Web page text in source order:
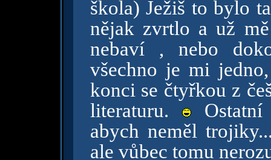
škola) Ježiš to bylo
nějak zvrtlo a už
nebaví , nebo
všechno je mi
konci se čtyřkou z
literaturu.
Ostatní
abych neměl
ale vůbec tomu